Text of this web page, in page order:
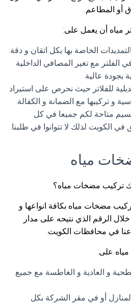
أو المطاعم.
مياه أن يعمل على:
الخاصة بها بكل اتقان و دقة.
الفلتر مع تغير المصافي الداخلية
بجودة عالية.
للفلاتر حيث نحرص على استيراد
و تركيبها مع الضمانة و الكفالة.
متاحة لكم جميعا في كل
الكويت لذلك لا تتوانوا في طلبنا.
مياه
تركيب مضخات مياه؟
مضخات مياه بكافة انواعها و
الرقم الذي نتيحه على مدار
في محافظات الكويت.
على:
و العادية و الغاطسة مع جميع
أو في مقر الشركة بكل